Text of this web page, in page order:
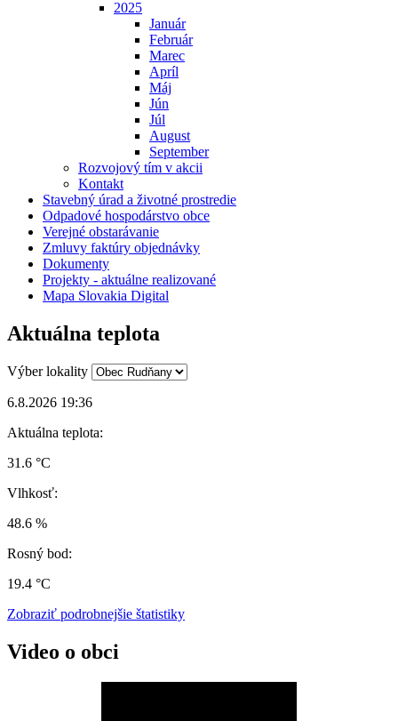
2025
Január
Február
Marec
Apríl
Máj
Jún
Júl
August
September
Rozvojový tím v akcii
Kontakt
Stavebný úrad a životné prostredie
Odpadové hospodárstvo obce
Verejné obstarávanie
Zmluvy faktúry objednávky
Dokumenty
Projekty - aktuálne realizované
Mapa Slovakia Digital
Aktuálna teplota
Výber lokality
6.8.2026 19:36
Aktuálna teplota:
31.6 °C
Vlhkosť:
48.6 %
Rosný bod:
19.4 °C
Zobraziť podrobnejšie štatistiky
Video o obci